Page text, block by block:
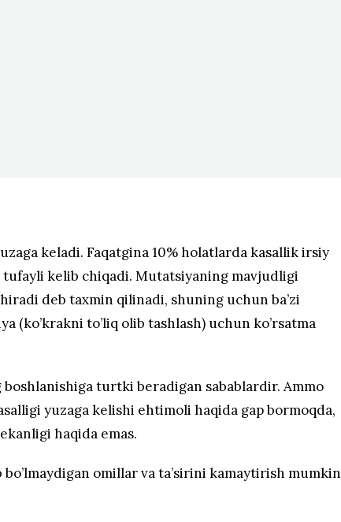
keladi. Faqatgina 10% holatlarda kasallik irsiy
kelib chiqadi. Mutatsiyaning mavjudligi
deb taxmin qilinadi, shuning uchun ba’zi
(ko’krakni to’liq olib tashlash) uchun ko’rsatma
turtki beradigan sabablardir. Ammo
yuzaga kelishi ehtimoli haqida gap bormoqda,
haqida emas.
omillar va ta’sirini kamaytirish mumkin